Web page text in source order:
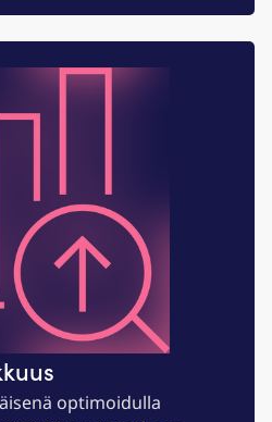
optimoidulla